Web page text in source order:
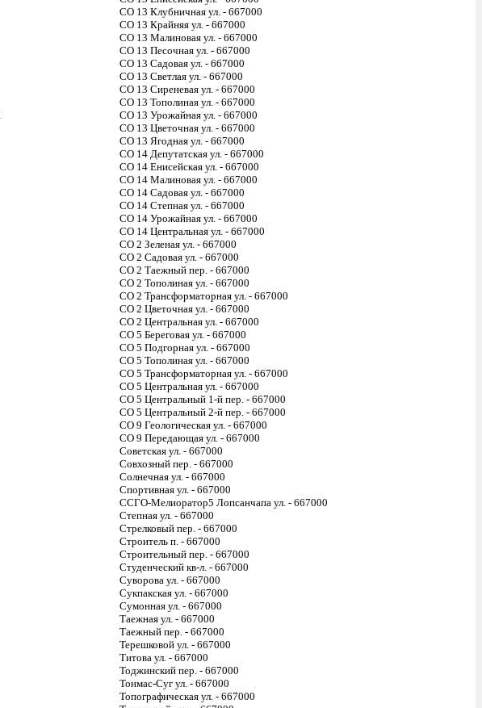
СО 13 Клубничная ул. - 667000
СО 13 Крайняя ул. - 667000
СО 13 Малиновая ул. - 667000
СО 13 Песочная ул. - 667000
СО 13 Садовая ул. - 667000
СО 13 Светлая ул. - 667000
СО 13 Сиреневая ул. - 667000
СО 13 Тополиная ул. - 667000
СО 13 Урожайная ул. - 667000
СО 13 Цветочная ул. - 667000
СО 13 Ягодная ул. - 667000
СО 14 Депутатская ул. - 667000
СО 14 Енисейская ул. - 667000
СО 14 Малиновая ул. - 667000
СО 14 Садовая ул. - 667000
СО 14 Степная ул. - 667000
СО 14 Урожайная ул. - 667000
СО 14 Центральная ул. - 667000
СО 2 Зеленая ул. - 667000
СО 2 Садовая ул. - 667000
СО 2 Таежный пер. - 667000
СО 2 Тополиная ул. - 667000
СО 2 Трансформаторная ул. - 667000
СО 2 Цветочная ул. - 667000
СО 2 Центральная ул. - 667000
СО 5 Береговая ул. - 667000
СО 5 Подгорная ул. - 667000
СО 5 Тополиная ул. - 667000
СО 5 Трансформаторная ул. - 667000
СО 5 Центральная ул. - 667000
СО 5 Центральный 1-й пер. - 667000
СО 5 Центральный 2-й пер. - 667000
СО 9 Геологическая ул. - 667000
СО 9 Передающая ул. - 667000
Советская ул. - 667000
Совхозный пер. - 667000
Солнечная ул. - 667000
Спортивная ул. - 667000
ССГО-Мелиоратор5 Лопсанчапа ул. - 667000
Степная ул. - 667000
Стрелковый пер. - 667000
Строитель п. - 667000
Строительный пер. - 667000
Студенческий кв-л. - 667000
Суворова ул. - 667000
Сукпакская ул. - 667000
Сумонная ул. - 667000
Таежная ул. - 667000
Таежный пер. - 667000
Терешковой ул. - 667000
Титова ул. - 667000
Тоджинский пер. - 667000
Тонмас-Суг ул. - 667000
Топографическая ул. - 667000